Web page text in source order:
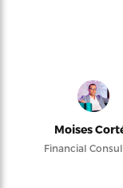
Moises
Financial